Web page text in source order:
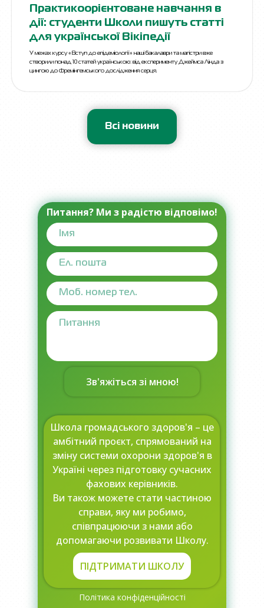
Практикоорієнтоване навчання в
дії: студенти Школи пишуть статті
для української Вікіпедії
У межах курсу «Вступ до епідеміології» наші бакалаври та магістри вже
створили понад 10 статей українською: від експерименту Джеймса Лінда з
цингою до Фремінгемського дослідження серця.
Всі новини
Школа громадського здоров'я – це
амбітний проєкт, спрямований на
зміну системи охорони здоров'я в
Україні через підготовку сучасних
фахових керівників.
Ви також можете стати частиною
справи, яку ми робимо,
співпрацюючи з нами або
допомагаючи розвивати Школу.
ПІДТРИМАТИ ШКОЛУ
Зв'яжіться зі мною!
Питання? Ми з радістю відповімо!
Політика конфіденційності